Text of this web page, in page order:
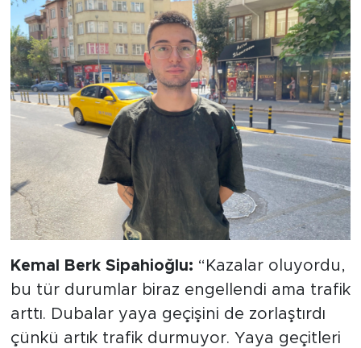
Kemal Berk Sipahioğlu: “Kazalar oluyordu,
bu tür durumlar biraz engellendi ama trafik
arttı. Dubalar yaya geçişini de zorlaştırdı
çünkü artık trafik durmuyor. Yaya geçitleri